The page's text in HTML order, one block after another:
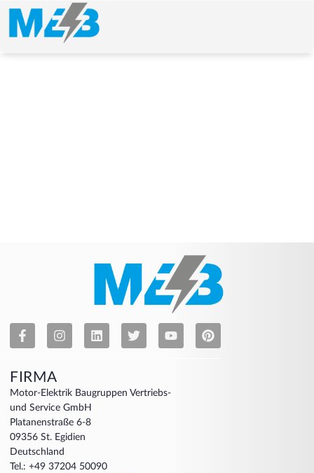
FIRMA
Motor-Elektrik Baugruppen Vertriebs-
und Service GmbH
Platanenstraße 6-8
09356 St. Egidien
Deutschland
Tel.: +49 37204 50090